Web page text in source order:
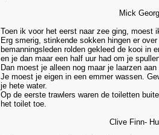
Mick George â€“
Toen ik voor het eerst naar zee ging, moest
Erg smerig, stinkende sokken hingen er
bemanningsleden rolden gekleed de kooi in
en je dan maar een half uur had om je
Dan moest je alleen nog maar je laarzen
Je moest je eigen in een emmer wassen.
je hete water.
Op de eerste trawlers waren de toiletten
het toilet toe.
Clive Finn-